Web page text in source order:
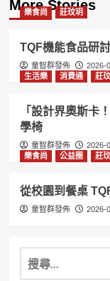
More Stories
樂食尚 莊玟玥
TQF機能食品研
童智群發佈
2026-
生活樂
消費通 莊
「設計界奧斯卡
學椅
童智群發佈
2026-
樂食尚
公益圈 莊
從校園到餐桌
童智群發佈 2026-
搜
尋